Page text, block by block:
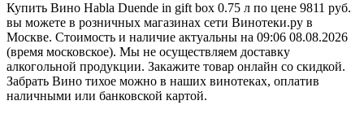
Купить Вино Habla Duende in gift box 0.75 л по цене 9811 руб.
вы можете в розничных магазинах сети Винотеки.ру в
Москве. Стоимость и наличие актуальны на 09:06 08.08.2026
(время московское). Мы не осуществляем доставку
алкогольной продукции. Закажите товар онлайн со скидкой.
Забрать Вино тихое можно в наших винотеках, оплатив
наличными или банковской картой.